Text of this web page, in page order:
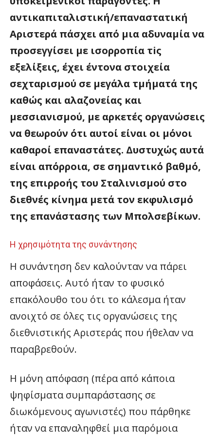
αντικαπιταλιστική/επαναστατική
Αριστερά πάσχει από μια αδυναμία να
προσεγγίσει με ισορροπία τiς
εξελίξεις, έχει έντονα στοιχεία
σεχταρισμού σε μεγάλα τμήματά της
καθώς και αλαζονείας και
μεσσιανισμού, με αρκετές οργανώσεις
να θεωρούν ότι αυτοί είναι οι μόνοι
καθαροί επαναστάτες. Δυστυχώς αυτά
είναι απόρροια, σε σημαντικό βαθμό,
της επιρροής του Σταλινισμού στο
διεθνές κίνημα μετά τον εκφυλισμό
της επανάστασης των Μπολσεβίκων.
Η χρησιμότητα της συνάντησης
Η συνάντηση δεν καλούνταν να πάρει
αποφάσεις. Αυτό ήταν το φυσικό
επακόλουθο του ότι το κάλεσμα ήταν
ανοιχτό σε όλες τις οργανώσεις της
διεθνιστικής Αριστεράς που ήθελαν να
παραβρεθούν.
Η μόνη απόφαση (πέρα από κάποια
ψηφίσματα συμπαράστασης σε
διωκόμενους αγωνιστές) που πάρθηκε
ήταν να επαναληφθεί μια παρόμοια